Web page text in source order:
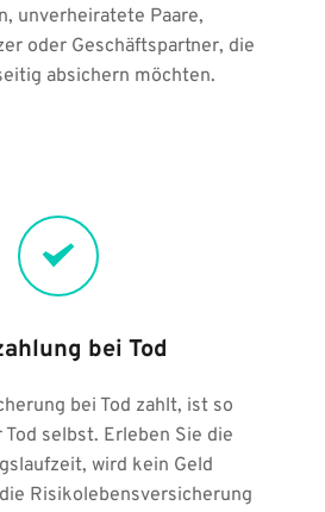
unverheiratete Paare,
oder Geschäftspartner, die
absichern möchten.
bei Tod
bei Tod zahlt, ist so
selbst. Erleben Sie die
wird kein Geld
Risikolebensversicherung